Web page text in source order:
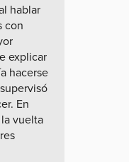
hablar
con
explicar
hacerse
En
vuelta